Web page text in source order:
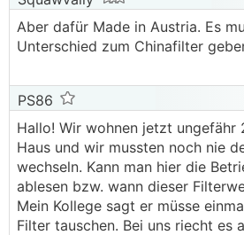
Aber dafür Made in Austria. Es
Unterschied zum Chinafilter
PS86
Hallo! Wir wohnen jetzt ungefähr
Haus und wir mussten noch nie
wechseln. Kann man hier die
ablesen bzw. wann dieser
Mein Kollege sagt er müsse
Filter tauschen. Bei uns riecht es